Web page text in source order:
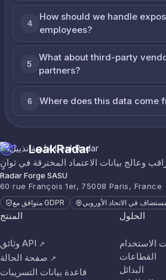
4
How should we handle
employees?
5
What about third-party
partners?
6 Where does this data come
LeakRadar
Radar Forge SASU
60 rue François 1er, 75008 Paris, France
متوافق مع GDPR في الاتحاد الأوروبي
المنتج
وثائق API ↗
صفحة الحالة ↗
قاعدة بيانات التسريبات
الحلول
الاستخدام
القطاعات
البدائل